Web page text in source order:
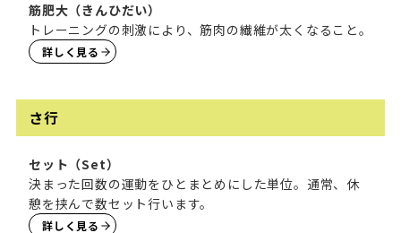
筋肥大（きんひだい）
トレーニングの刺激により、筋肉の繊維が太くなること。
詳しく見る
さ行
セット（Set）
決まった回数の運動をひとまとめにした単位。通常、休
憩を挟んで数セット行います。
詳しく見る